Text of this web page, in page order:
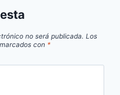
no será publicada. Los
con *